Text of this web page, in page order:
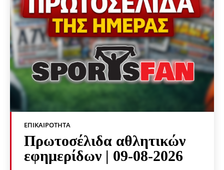
ΕΠΙΚΑΙΡΌΤΗΤΑ
Πρωτοσέλιδα αθλητικών
εφημερίδων | 09-08-2026